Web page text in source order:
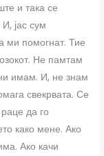
и така се
јас сум
ми помогнат. Тие
Не памтам
имам. И, не знам
свекрвата. Се
да го
како мене. Ако
Ако качи